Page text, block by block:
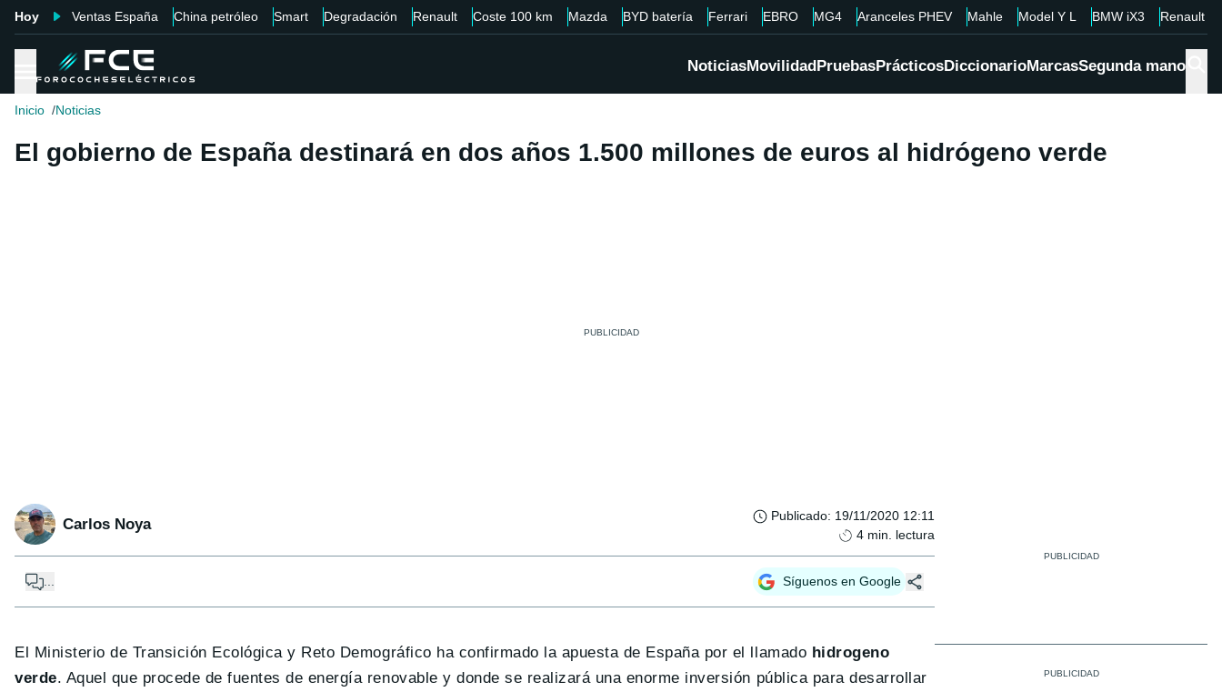
Hoy Ventas España China petróleo Smart Degradación Renault Coste 100 km Mazda BYD batería Ferrari EBRO MG4 Aranceles PHEV Mahle Model Y L BMW iX3 Renault
NoticiasMovilidadPruebasPrácticosDiccionarioMarcasSegunda mano
Inicio Noticias
El gobierno de España destinará en dos años 1.500 millones de euros al hidrógeno verde
Carlos Noya Publicado: 19/11/2020 12:11
4 min. lectura
Síguenos en Google
El Ministerio de Transición Ecológica y Reto Demográfico ha confirmado la apuesta de España por el llamado hidrogeno
verde. Aquel que procede de fuentes de energía renovable y donde se realizará una enorme inversión pública para desarrollar